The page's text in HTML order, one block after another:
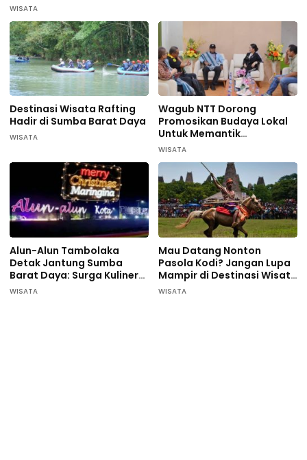
WISATA
Destinasi Wisata Rafting
Hadir di Sumba Barat Daya
WISATA
Wagub NTT Dorong
Promosikan Budaya Lokal
Untuk Memantik
Wisatawan Datang di
WISATA
Alun-Alun Tambolaka
Detak Jantung Sumba
Barat Daya: Surga Kuliner
Pelaku UMKM
WISATA
Mau Datang Nonton
Pasola Kodi? Jangan Lupa
Mampir di Destinasi Wisata
ini…
WISATA